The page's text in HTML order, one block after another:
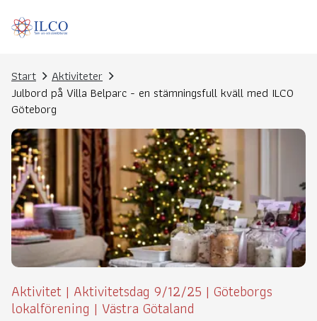
Start
Aktiviteter
Julbord på Villa Belparc - en stämningsfull kväll med ILCO
Göteborg
Aktivitet | Aktivitetsdag 9/12/25 | Göteborgs
lokalförening | Västra Götaland